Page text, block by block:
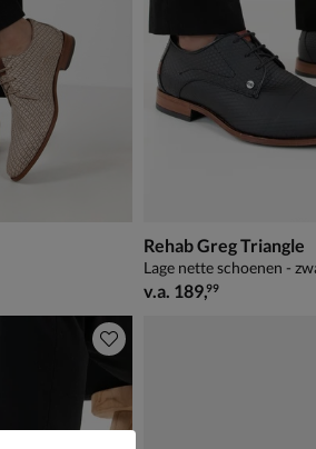
Rehab Greg Triangle
Lage nette schoenen -
vanaf € 189,99
v.a. 189,99